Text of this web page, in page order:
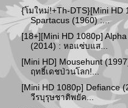
{โมใหม่!+Th-DTS}[Mini HD
Spartacus (1960) :...
[18+][Mini HD 1080p]
(2014) : หอแซ่บแส...
[Mini HD] Mousehunt
ฤทธิ์เดชป่วนโลก!...
[Mini HD 1080p] Defiance
วีรบุรุษชาติพยัค...